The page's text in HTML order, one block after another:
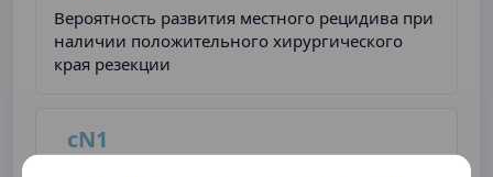
Вероятность развития местного рецидива при
наличии положительного хирургического
края резекции
cN1